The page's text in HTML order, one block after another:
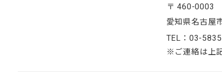
〒 460-0003
愛知県名古屋
TEL：03-
※ご連絡は上